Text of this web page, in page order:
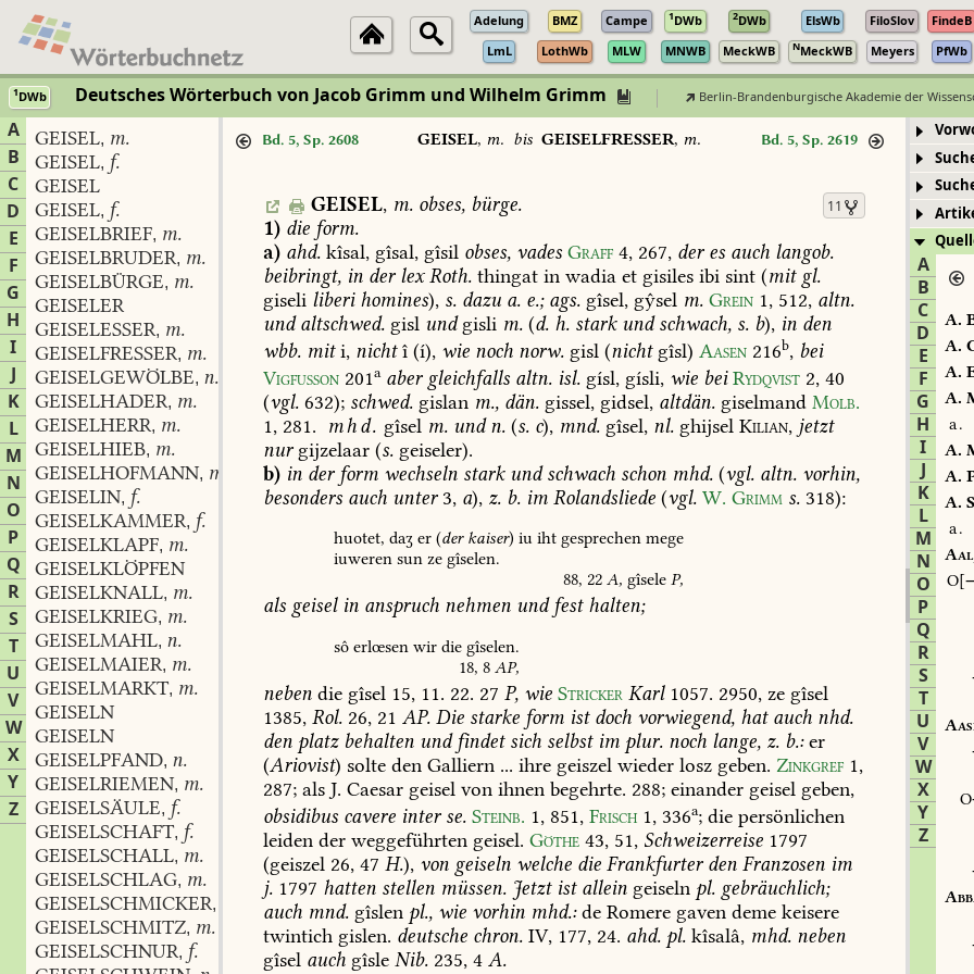
Adelung BMZ Campe 1DWb 2DWb ElsWb FiloSlov
FindeB
LmL
LothWb MLW MNWB MeckWB NMeckWB Meyers PfWb
1DWb Deutsches Wörterbuch von Jacob Grimm und Wilhelm Grimm Berlin-Brandenburgische Akademie der
A
B
C
D
E
F
G
H
I
J
K
L
M
N
O
P
Q
R
S
T
U
V
W
X
Y
Z
GEISEL, m.
GEISEL, f.
GEISEL
GEISEL, f.
GEISELBRIEF, m.
GEISELBRUDER, m.
GEISELBÜRGE, m.
GEISELER
GEISELESSER, m.
GEISELFRESSER, m.
GEISELGEWÖLBE, n.
GEISELHADER, m.
GEISELHERR, m.
GEISELHIEB, m.
GEISELHOFMANN, m.
GEISELIN, f.
GEISELKAMMER, f.
GEISELKLAPF, m.
GEISELKLÖPFEN
GEISELKNALL, m.
GEISELKRIEG, m.
GEISELMAHL, n.
GEISELMAIER, m.
GEISELMARKT, m.
GEISELN
GEISELN
GEISELPFAND, n.
GEISELRIEMEN, m.
GEISELSÄULE, f.
GEISELSCHAFT, f.
GEISELSCHALL, m.
GEISELSCHLAG, m.
GEISELSCHMICKER,
GEISELSCHMITZ, m.
GEISELSCHNUR, f.
Bd. 5, Sp. 2608 GEISEL, m. bis GEISELFRESSER, m. Bd. 5, Sp. 2619
11
GEISEL, m. obses,bürge.
1) die form.
a) ahd. kîsal, gîsal, gîsil obses, vades Graff 4, 267, deres auch langob.
beibringt, in derlexRoth. thingat in wadia et gisiles ibi sint (mitgl.
giseli liberihomines), s. dazu a. e.;ags. gîsel, gŷsel m. Grein 1, 512, altn.
undaltschwed. gisl undgisli m. (d. h. starkundschwach, s. b), in den
wbb. miti, nichtî (í), wie noch norw. gisl (nichtgîsl) Aasen 216b, bei
Vigfusson 201a abergleichfalls altn. isl. gísl, gísli, wie bei Rydqvist 2, 40
(vgl. 632); schwed. gislan m., dän. gissel, gidsel, altdän. giselmand Molb.
1, 281. mhd. gîsel m. undn. (s. c), mnd. gîsel, nl. ghijsel Kilian, jetzt
nurgijzelaar (s. geiseler).
b) in derform wechseln starkundschwach schon mhd. (vgl. altn. vorhin,
besonders auch unter3, a), z. b. im Rolandsliede (vgl. W. Grimm s. 318):
huotet, daʒ er (derkaiser) iu iht gesprechen mege
iuweren sun ze gîselen.
88, 22 A, gîsele P,
als geiselin anspruch nehmen undfesthalten;
sô erlœsen wir die gîselen.
18, 8 AP,
neben die gîsel 15, 11. 22. 27 P, wie Stricker Karl 1057. 2950, ze gîsel
1385, Rol. 26, 21 AP. Die starke form istdoch vorwiegend, hatauch nhd.
den platzbehalten undfindetsich selbstim plur. noch lange, z. b.:er
(Ariovist) solte den Galliern ... ihre geiszel wieder losz geben. Zinkgref 1,
287; als J. Caesar geisel von ihnen begehrte. 288; einander geisel geben,
obsidibus cavere interse. Steinb. 1, 851, Frisch 1, 336a; die persönlichen
leiden der weggeführten geisel. Göthe 43, 51, Schweizerreise 1797
(geiszel 26, 47 H.), von geiseln welche die Frankfurterden Franzosen im
j. 1797 hatten stellen müssen. Jetztistallein geiseln pl. gebräuchlich;
auch mnd. gîslen pl., wie vorhin mhd.:de Romere gaven deme keisere
twintich gislen. deutsche chron. IV, 177, 24. ahd. pl. kîsalâ, mhd. neben
gîsel auch gîsle Nib. 235, 4 A.
A
B
C
D
E
F
G
H
I
J
K
L
M
N
O
P
Q
R
S
T
U
V
W
X
Y
Z
A.
A.
A.
A.
a.
A.
A.
A.
a.